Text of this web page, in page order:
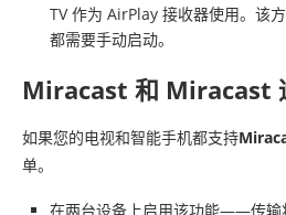
TV 作为 AirPlay 接收器使用。该
都需要手动启动。
Miracast 和 Miracast
如果您的电视和智能手机都支持
单。
在两台设备上启用该功能——传输